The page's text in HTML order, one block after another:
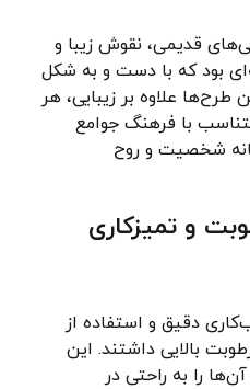
قدیمی، نقوش زیبا و
بود که با دست و به شکل
علاوه بر زیبایی، هر
با فرهنگ جوامع
شخصیت و روح
و تمیزکاری
دقیق و استفاده از
بالایی داشتند. این
را به راحتی در